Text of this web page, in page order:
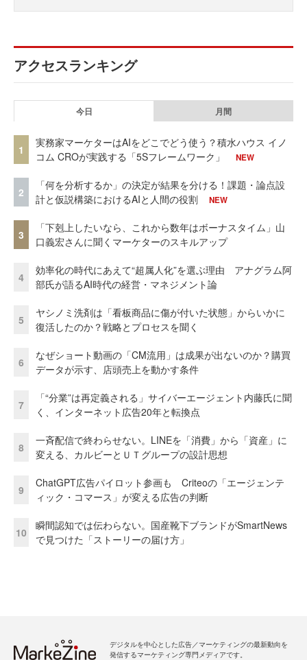
アクセスランキング
今日 月間
1
実務家マーケターはAIをどこでどう使う？積水ハウス イノ
コム CROが実践する「5Sフレームワーク」
NEW
2
「何を分析するか」の決定が結果を分ける！課題・論点設
計と仮説構築におけるAIと人間の役割
NEW
3
「下剋上したいなら、これから数年はボーナスタイム」山
口義宏さんに聞くマーケターのスキルアップ
4
効率化の時代にあえて“超属人化”を選ぶ理由 アナグラム阿
部氏が語るAI時代の経営・マネジメント論
5
ヤシノミ洗剤は「看板商品に傷が付いた状態」からいかに
復活したのか？戦略とプロセスを聞く
6
なぜショート動画の「CM流用」は成果が出ないのか？購買
データが示す、店頭売上を動かす条件
7
「“分業”は再定義される」サイバーエージェント内藤氏に聞
く、インターネット広告20年と転換点
8
一斉配信で終わらせない。LINEを「消費」から「資産」に
変える、カルビーとＵＴグループの設計思想
9
ChatGPT広告パイロット参画も Criteoの「エージェンテ
ィック・コマース」が変える広告の判断
10
瞬間認知では伝わらない。国産靴下ブランドがSmartNews
で見つけた「ストーリーの届け方」
デジタルを中心とした広告／マーケティングの最新動向を
発信するマーケティング専門メディアです。